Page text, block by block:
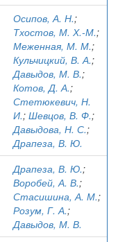
Осипов, А. Н.;
Тхостов, М. Х.-М.;
Меженная, М. М.;
Кульчицкий, В. А.;
Давыдов, М. В.;
Котов, Д. А.;
Стетюкевич, Н.
И.; Шевцов, В. Ф.;
Давыдова, Н. С.;
Драпеза, В. Ю.
Драпеза, В. Ю.;
Воробей, А. В.;
Стасишина, А. М.;
Розум, Г. А.;
Давыдов, М. В.